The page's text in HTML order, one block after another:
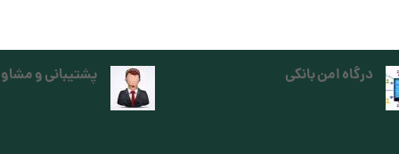
درگاه امن بانکی پشتیبانی و